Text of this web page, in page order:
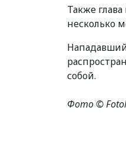
Также
несколько
собой.
Фото ©